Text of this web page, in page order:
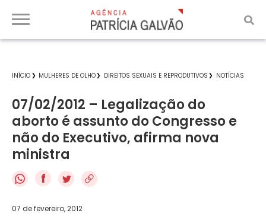
INÍCIO MULHERES DE OLHO DIREITOS SEXUAIS E REPRODUTIVOS NOTÍCIAS
07/02/2012 – Legalização do
aborto é assunto do Congresso e
não do Executivo, afirma nova
ministra
f
07 de fevereiro, 2012